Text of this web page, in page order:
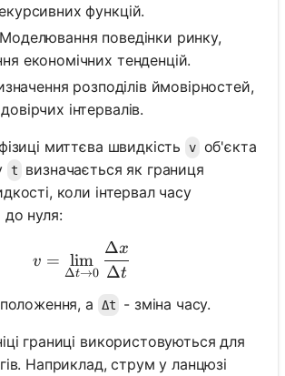
функцій.
Моделювання поведінки ринку,
економічних тенденцій.
розподілів ймовірностей,
інтервалів.
миттєва швидкість v об'єкта
t
визначається як границя
коли інтервал часу
до нуля:
v = \lim_{\Delta t \to
v =
Δt→0
lim
Δt
Δx
а Δt - зміна часу.
границі використовуються для
Наприклад, струм у ланцюзі